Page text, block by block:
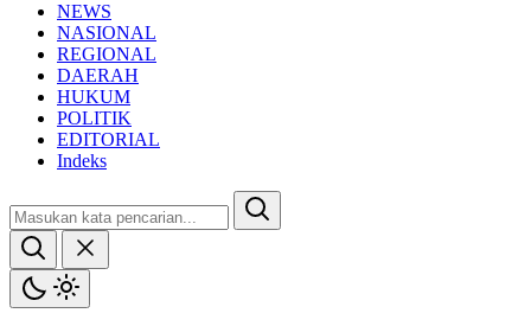
termobariknews.com
Termobarik News – Portal Berita Nasional Terpercaya dan Aktual
NEWS
NASIONAL
REGIONAL
DAERAH
HUKUM
POLITIK
EDITORIAL
Indeks